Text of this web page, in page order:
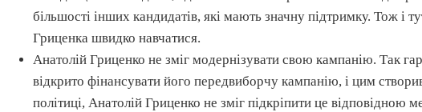
більшості інших кандидатів, які мають значну підтримку. Тож і
Гриценка швидко навчатися.
АнатолійГриценко не зміг модернізувати свою кампанію. Так
відкрито фінансувати йогопередвиборчу кампанію, і цим
політиці, АнатолійГриценко не зміг підкріпити це відповідною